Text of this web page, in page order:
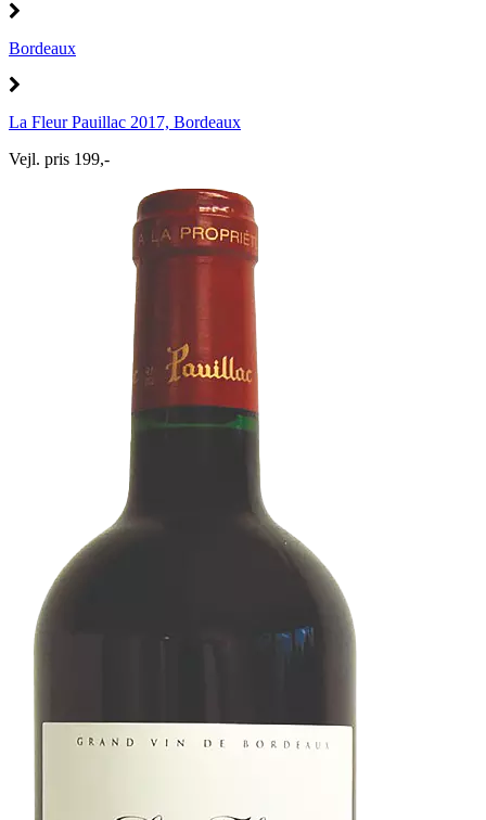
Bordeaux
La Fleur Pauillac 2017, Bordeaux
Vejl. pris 199,-